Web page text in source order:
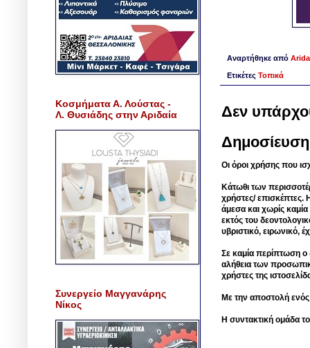
Αναρτήθηκε από
Ετικέτες Τοπικά
Δεν
Οι όροι χρήσης που
Κάτωθι των
χρήστες/ επισκέπτες.
άμεσα και χωρίς
εκτός του
υβριστικό, ειρωνικό,
Σε καμία περίπτωση ο
αλήθεια των
χρήστες της
Με την αποστολή
Η συντακτική ομάδα
Κοσμήματα Α. Λούστας -
Λ. Θυσιάδης στην Αριδαία
Συνεργείο Μαγγανάρης
Νίκος